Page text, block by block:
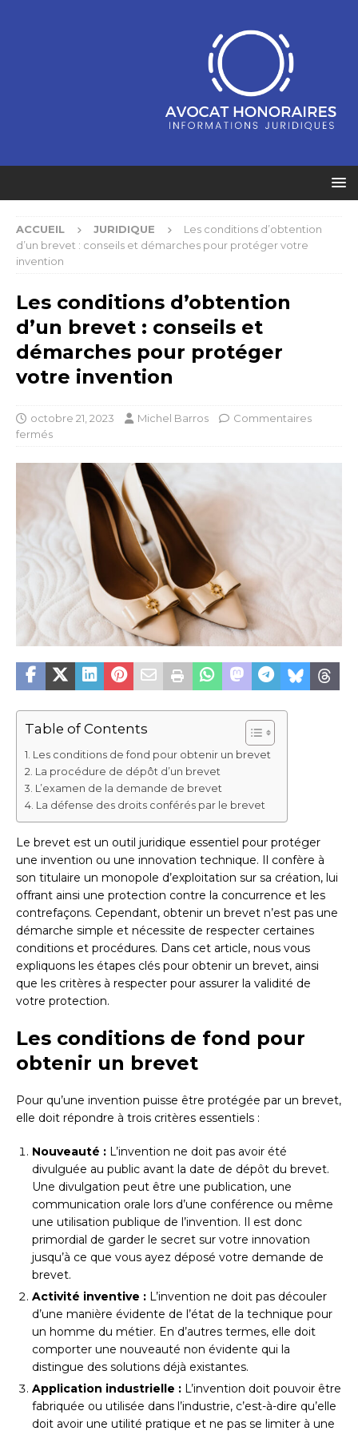
ACCUEIL JURIDIQUE
Les conditions d’obtention
d’un brevet : conseils et démarches pour protéger votre
invention
Les conditions d’obtention
d’un brevet : conseils et
démarches pour protéger
votre invention
octobre 21, 2023 Michel Barros
Commentaires
fermés
Table of Contents
Les conditions de fond pour obtenir un brevet
La procédure de dépôt d’un brevet
L’examen de la demande de brevet
La défense des droits conférés par le brevet
Le brevet est un outil juridique essentiel pour protéger
une invention ou une innovation technique. Il confère à
son titulaire un monopole d’exploitation sur sa création, lui
offrant ainsi une protection contre la concurrence et les
contrefaçons. Cependant, obtenir un brevet n’est pas une
démarche simple et nécessite de respecter certaines
conditions et procédures. Dans cet article, nous vous
expliquons les étapes clés pour obtenir un brevet, ainsi
que les critères à respecter pour assurer la validité de
votre protection.
Les conditions de fond pour
obtenir un brevet
Pour qu’une invention puisse être protégée par un brevet,
elle doit répondre à trois critères essentiels :
Nouveauté : L’invention ne doit pas avoir été
divulguée au public avant la date de dépôt du brevet.
Une divulgation peut être une publication, une
communication orale lors d’une conférence ou même
une utilisation publique de l’invention. Il est donc
primordial de garder le secret sur votre innovation
jusqu’à ce que vous ayez déposé votre demande de
brevet.
Activité inventive : L’invention ne doit pas découler
d’une manière évidente de l’état de la technique pour
un homme du métier. En d’autres termes, elle doit
comporter une nouveauté non évidente qui la
distingue des solutions déjà existantes.
Application industrielle : L’invention doit pouvoir être
fabriquée ou utilisée dans l’industrie, c’est-à-dire qu’elle
doit avoir une utilité pratique et ne pas se limiter à une